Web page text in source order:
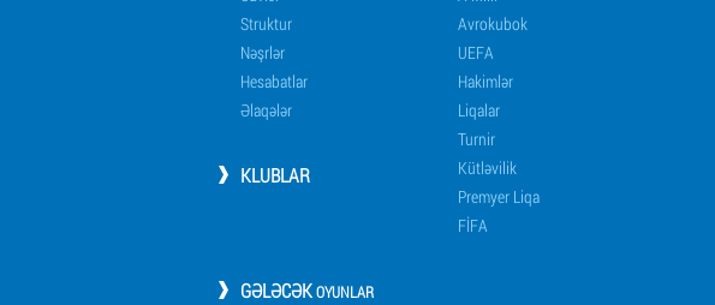
Struktur
Nəşrlər
Hesabatlar
Əlaqələr
KLUBLAR
Avrokubok
UEFA
Hakimlər
Liqalar
Turnir
Kütləvilik
Premyer Liqa
FİFA
GƏLƏCƏKOYUNLAR